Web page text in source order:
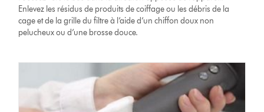
Enlevez les résidus de produits de coiffage ou les débris de la
cage et de la grille du filtre à l’aide d’un chiffon doux non
pelucheux ou d’une brosse douce.